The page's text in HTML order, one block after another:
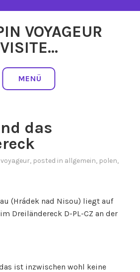
VOYAGEUR
VISITE…
MENÜ
das
, posted in allgemein, polen,
(Hrádek nad Nisou) liegt auf
Dreiländereck D-PL-CZ an der
ist inzwischen wohl keine